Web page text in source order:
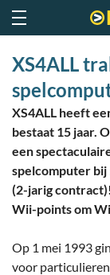
XS4ALL
XS4ALL heeft
bestaat 15 jaar.
een
spelcomputer bij
(2-jarig
Wii-points om
Op 1 mei 1993
voor